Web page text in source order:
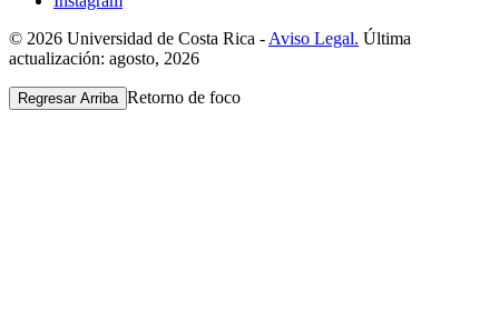
© 2026 Universidad de Costa Rica - Aviso Legal. Última
actualización: agosto, 2026
Regresar Arriba Retorno de foco